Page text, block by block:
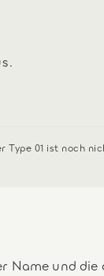
01 ist noch
Name und